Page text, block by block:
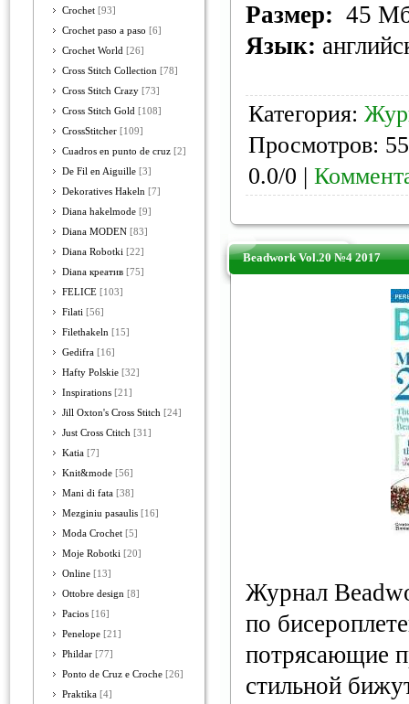
Crochet [93]
Crochet paso a paso [6]
Crochet World [26]
Cross Stitch Collection [78]
Cross Stitch Crazy [73]
Cross Stitch Gold [108]
CrossStitcher [109]
Cuadros en punto de cruz [2]
De Fil en Aiguille [3]
Dekoratives Hakeln [7]
Diana hakelmode [9]
Diana MODEN [83]
Diana Robotki [22]
Diana креатив [75]
FELICE [103]
Filati [56]
Filethakeln [15]
Gedifra [16]
Hafty Polskie [32]
Inspirations [21]
Jill Oxton's Cross Stitch [24]
Just Cross Ctitch [31]
Katia [7]
Knit&mode [56]
Mani di fata [38]
Mezginiu pasaulis [16]
Moda Crochet [5]
Moje Robotki [20]
Online [13]
Ottobre design [8]
Pacios [16]
Penelope [21]
Phildar [77]
Ponto de Cruz e Croche [26]
Praktika [4]
Размер: 45
Язык:
Категория:
Просмотров:
0.0/0 |
Beadwork Vol.20 №4 2017
Журнал
по
потрясающие
стильной